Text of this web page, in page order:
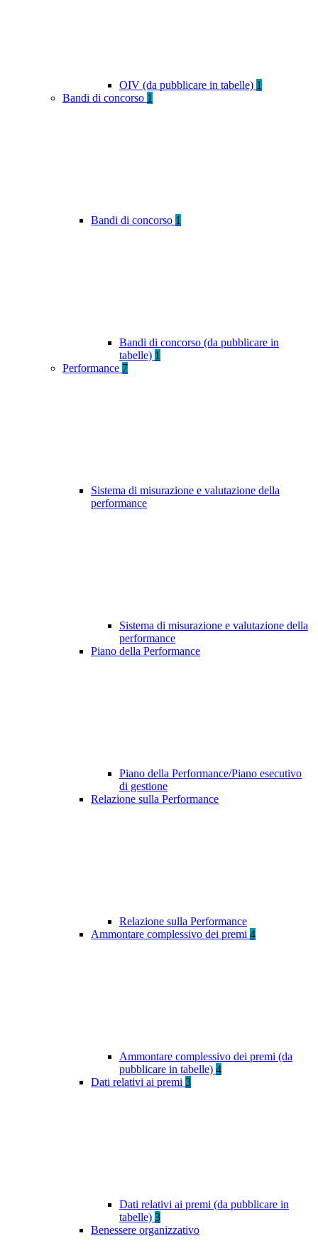
OIV (da pubblicare in tabelle) 1
Bandi di concorso 1
Bandi di concorso 1
Bandi di concorso (da pubblicare in
tabelle) 1
Performance 7
Sistema di misurazione e valutazione della
performance
Sistema di misurazione e valutazione della
performance
Piano della Performance
Piano della Performance/Piano esecutivo
di gestione
Relazione sulla Performance
Relazione sulla Performance
Ammontare complessivo dei premi 4
Ammontare complessivo dei premi (da
pubblicare in tabelle) 4
Dati relativi ai premi 3
Dati relativi ai premi (da pubblicare in
tabelle) 3
Benessere organizzativo